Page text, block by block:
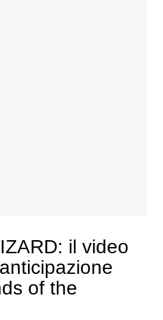
il video
of the